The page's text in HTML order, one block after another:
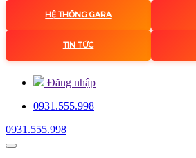
HỆ THỐNG GARA
TIN TỨC
Đăng nhập
0931.555.998
0931.555.998